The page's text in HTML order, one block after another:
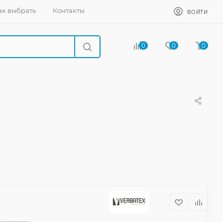
выбрать Контакты ВОЙТИ
0 0 0